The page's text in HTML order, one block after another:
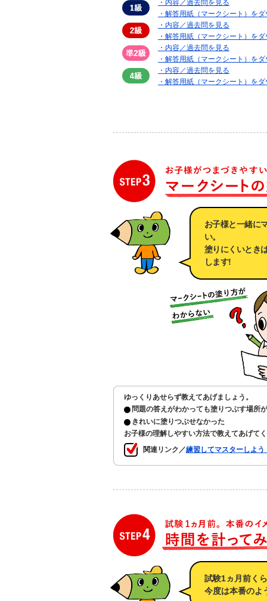
・内容／過去問を見る
・解答用紙（マークシート）を
・内容／過去問を見る
・解答用紙（マークシート）を
・内容／過去問を見る
・解答用紙（マークシート）を
・内容／過去問を見る
・解答用紙（マークシート）を
お子様と一緒に
い。
塗りにくいとき
します!
ゆっくりあせらず教えてあげましょう。
問題の答えがわかっても塗りつぶす場所
きれいに塗りつぶせなかった
お子様の理解しやすい方法で教えてあげて
関連リンク／練習してマスターしよ
試験1ヵ月前く
今度は本番のよ